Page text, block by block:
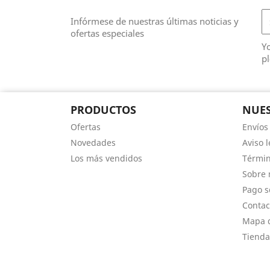
Infórmese de nuestras últimas noticias y
ofertas especiales
PRODUCTOS
Ofertas
Novedades
Los más vendidos
Envíos
Aviso
Sobre
Pago
Mapa